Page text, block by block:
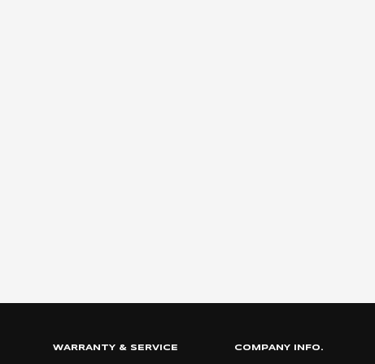
WARRANTY & SERVICE COMPANY INFO.